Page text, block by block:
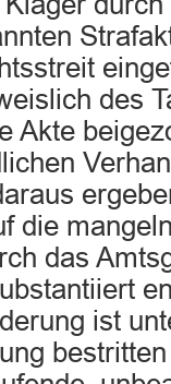
des
Akte
die
das
ist